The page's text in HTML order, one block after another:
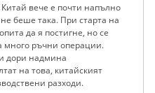
вече е почти напълно
беше така. При старта на
да я постигне, но се
много ръчни операции.
дори надмина
на това, китайският
разходи.